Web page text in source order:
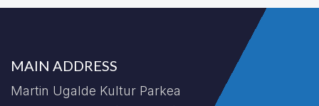
MAIN ADDRESS
Martin Ugalde Kultur Parkea